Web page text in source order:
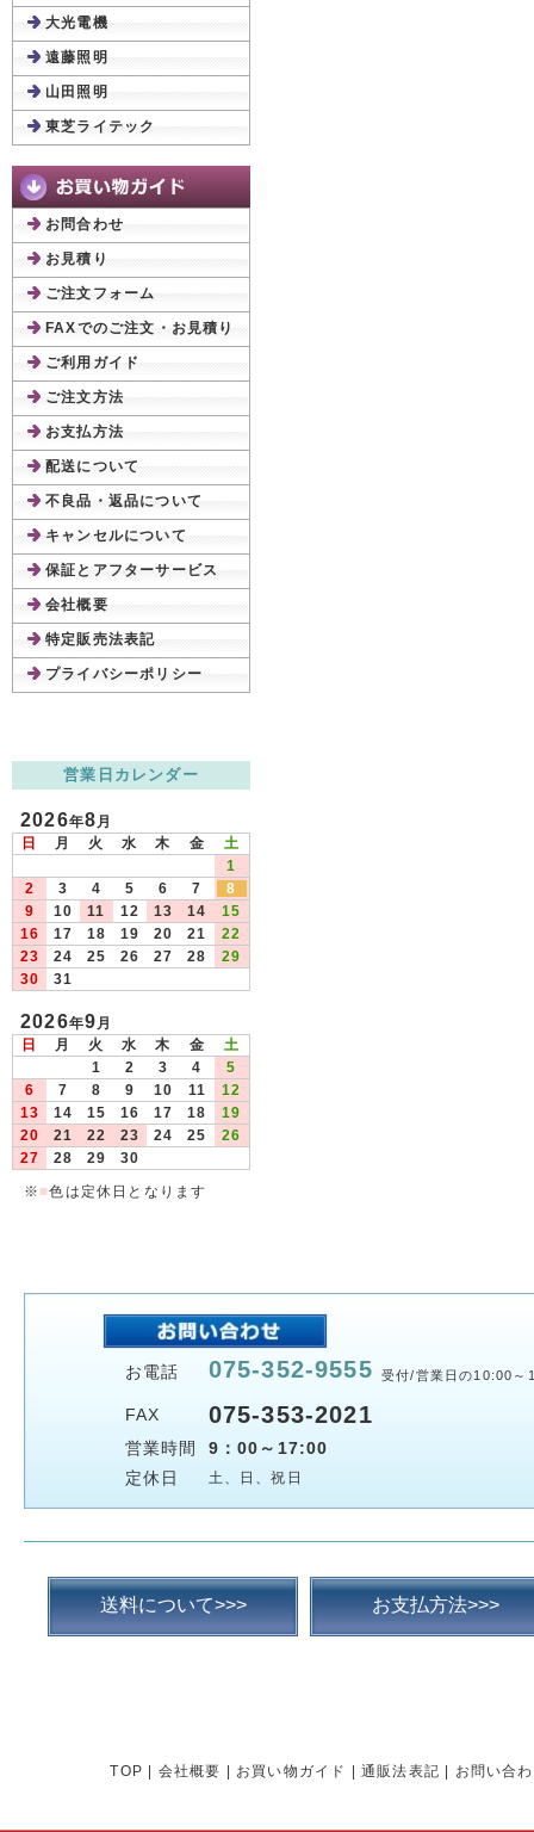
大光電機
遠藤照明
山田照明
東芝ライテック
お問合わせ
お見積り
ご注文フォーム
FAXでのご注文・お見積り
ご利用ガイド
ご注文方法
お支払方法
配送について
不良品・返品について
キャンセルについて
保証とアフターサービス
会社概要
特定販売法表記
プライバシーポリシー
営業日カレンダー
2026年8月
日
月 火 水 木 金
土
1
2
3 4 5 6 7
8
9
10 11 12 13 14
15
16
17 18 19 20 21
22
23
24 25 26 27 28
29
30
31
2026年9月
日
月 火 水 木 金
土
1
2 3 4
5
6
7 8 9 10 11
12
13
14 15 16 17 18
19
20
21 22 23 24 25
26
27
28 29
30
※ ■色は定休日となります
お電話 075-352-9555 受付/営業日の10:00～
FAX 075-353-2021
営業時間
9：00～17:00
定休日
土、日、祝日
送料について>>> お支払方法>>>
TOP 会社概要 お買い物ガイド 通販法表記 お問い合